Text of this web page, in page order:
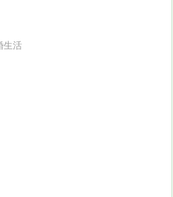
生活